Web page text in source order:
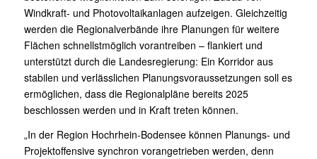
Windkraft- und Photovoltaikanlagen aufzeigen. Gleichzeitig
werden die Regionalverbände ihre Planungen für weitere
Flächen schnellstmöglich vorantreiben – flankiert und
unterstützt durch die Landesregierung: Ein Korridor aus
stabilen und verlässlichen Planungsvoraussetzungen soll es
ermöglichen, dass die Regionalpläne bereits 2025
beschlossen werden und in Kraft treten können.
„In der Region Hochrhein-Bodensee können Planungs- und
Projektoffensive synchron vorangetrieben werden, denn